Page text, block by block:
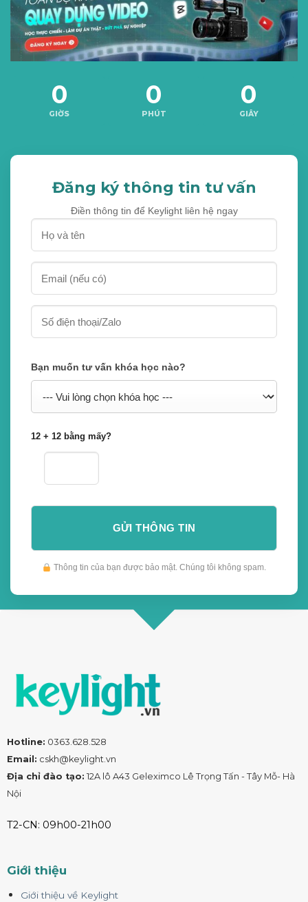
0
GIỜS
0
PHÚT
0
GIÂY
Đăng ký thông tin tư vấn
Điền thông tin để Keylight liên hệ ngay
Bạn muốn tư vấn khóa học nào?
12 + 12 bằng mấy?
Thông tin của bạn được bảo mật. Chúng tôi không spam.
Hotline: 0363.628.528
Email: cskh@keylight.vn
Địa chỉ đào tạo: 12A lô A43 Geleximco Lê Trọng Tấn - Tây Mỗ- Hà
Nội
T2-CN: 09h00-21h00
Giới thiệu
Giới thiệu về Keylight